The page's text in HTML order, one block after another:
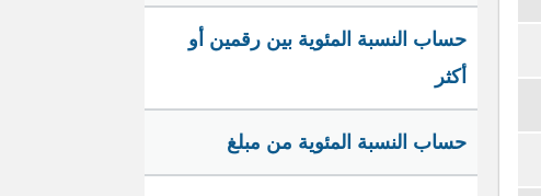
حساب النسبة المئوية بين رقمين أو
أكثر
حساب النسبة المئوية من مبلغ